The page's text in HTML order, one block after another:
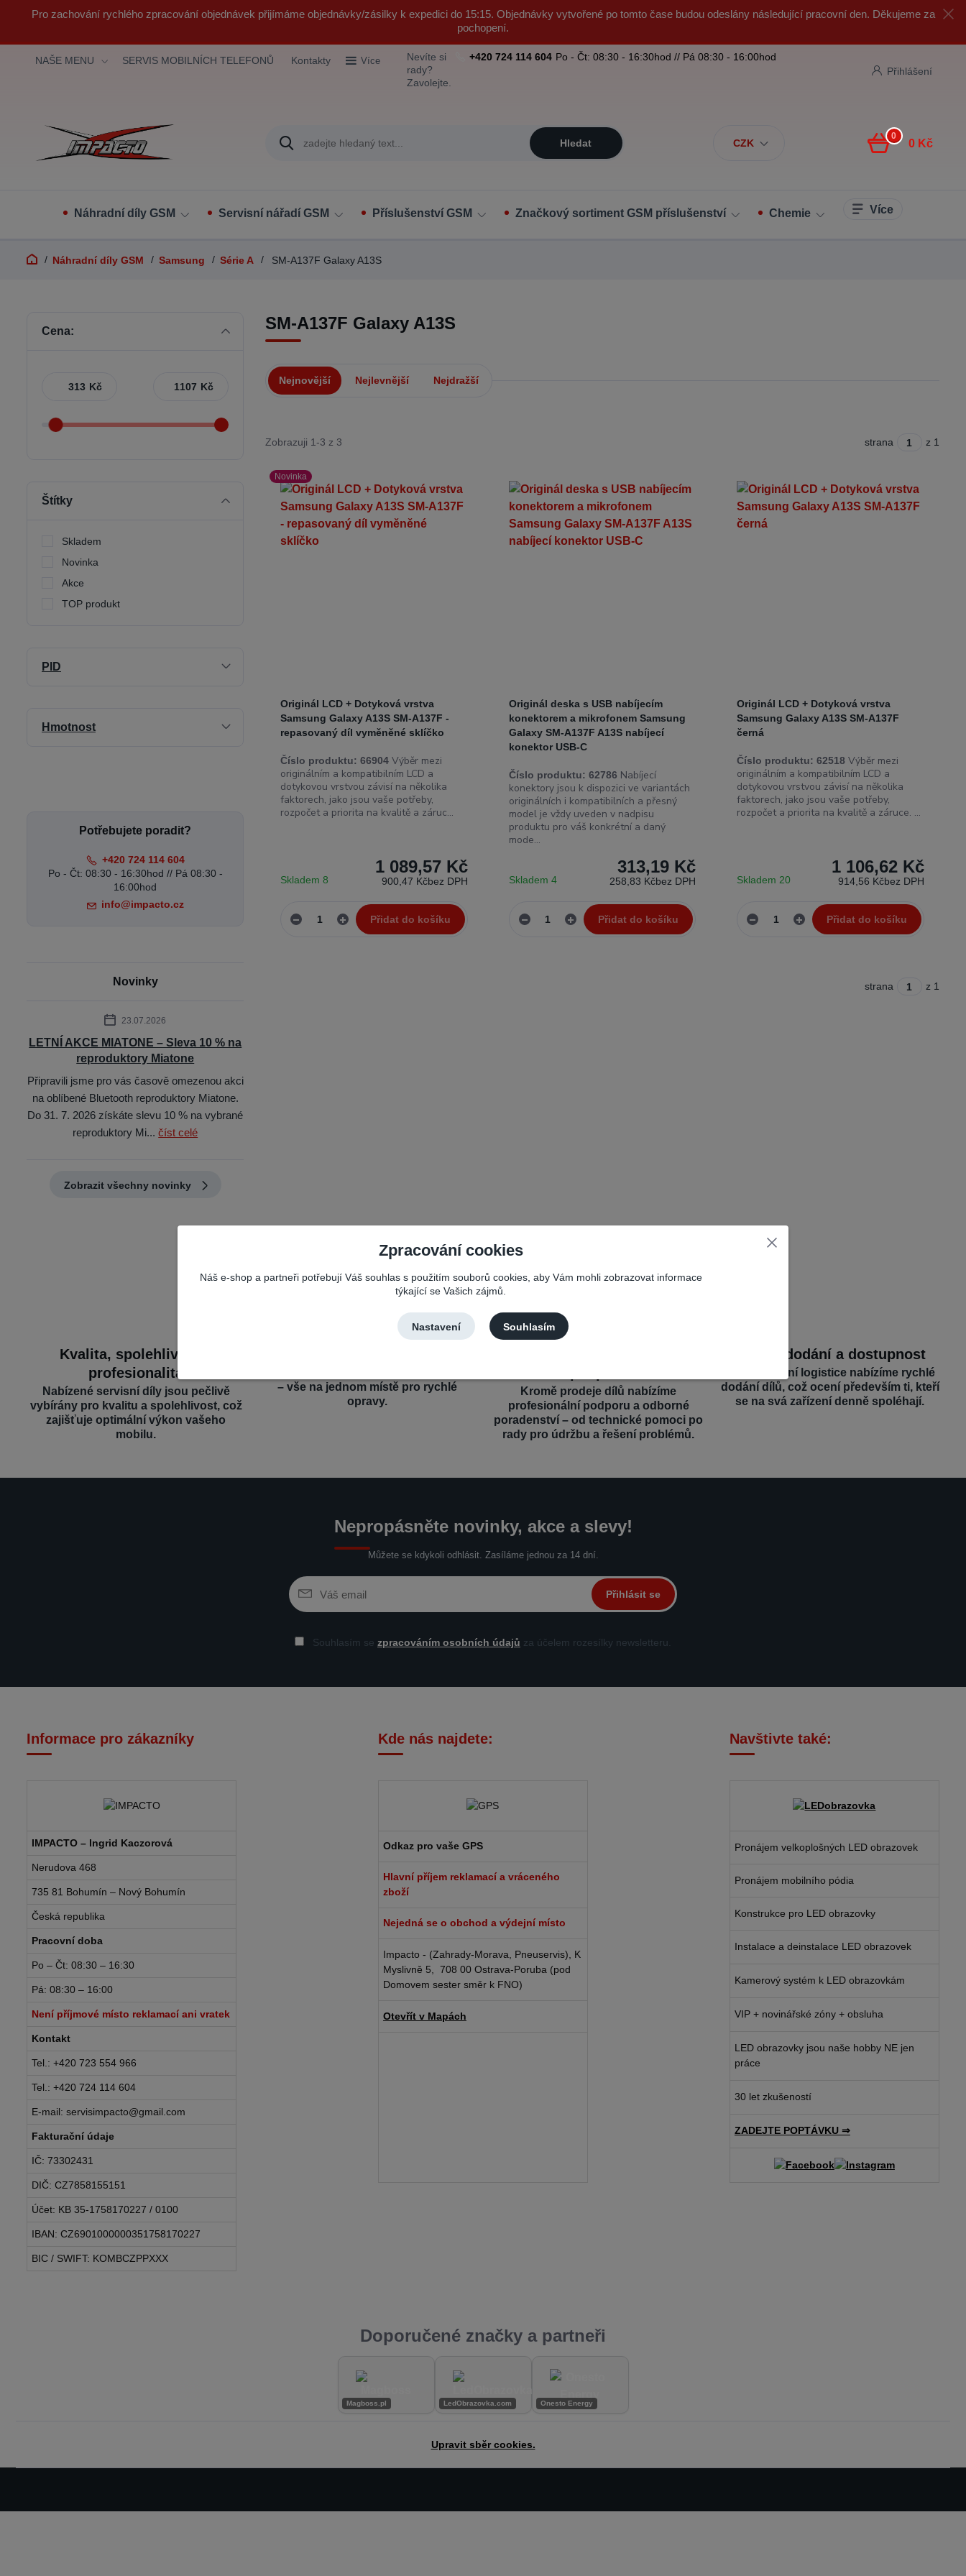
Pro zachování rychlého zpracování objednávek přijímáme objednávky/zásilky k expedici do 15:15. Objednávky vytvořené po tomto čase budou odeslány následující pracovní den. Děkujeme za
pochopení.
NAŠE MENU SERVIS MOBILNÍCH TELEFONŮ Kontakty Více
CZK
Přihlášení
Hledat
Nevíte si
rady?
Zavolejte.
+420 724 114 604 Po - Čt: 08:30 - 16:30hod // Pá 08:30 - 16:00hod
0
0 Kč
Náhradní díly GSM Servisní nářadí GSM Příslušenství GSM Značkový sortiment GSM příslušenství Chemie Více
Náhradní díly GSM Samsung Série A SM-A137F Galaxy A13S
SM-A137F Galaxy A13S
Nejnovější Nejlevnější Nejdražší
Zobrazuji 1-3 z 3 strana z 1
Novinka
Originál LCD + Dotyková vrstva
Samsung Galaxy A13S SM-A137F -
repasovaný díl vyměněné sklíčko
Číslo produktu: 66904 Výběr mezi
originálním a kompatibilním LCD a
dotykovou vrstvou závisí na několika
faktorech, jako jsou vaše potřeby,
rozpočet a priorita na kvalitě a záruc...
1 089,57 Kč
900,47 Kčbez DPH
Skladem 8
Přidat do košíku
Originál deska s USB nabíjecím
konektorem a mikrofonem Samsung
Galaxy SM-A137F A13S nabíjecí
konektor USB-C
Číslo produktu: 62786 Nabíjecí
konektory jsou k dispozici ve variantách
originálních i kompatibilních a přesný
model je vždy uveden v nadpisu
produktu pro váš konkrétní a daný
mode...
313,19 Kč
258,83 Kčbez DPH
Skladem 4
Přidat do košíku
Originál LCD + Dotyková vrstva
Samsung Galaxy A13S SM-A137F
černá
Číslo produktu: 62518 Výběr mezi
originálním a kompatibilním LCD a
dotykovou vrstvou závisí na několika
faktorech, jako jsou vaše potřeby,
rozpočet a priorita na kvalitě a záruce. ...
1 106,62 Kč
914,56 Kčbez DPH
Skladem 20
Přidat do košíku
strana z 1
Cena:
Kč Kč
Štítky
Skladem
Novinka
Akce
TOP produkt
PID
Hmotnost
Potřebujete poradit?
+420 724 114 604
Po - Čt: 08:30 - 16:30hod // Pá 08:30 -
16:00hod
info@impacto.cz
Novinky
23.07.2026
LETNÍ AKCE MIATONE – Sleva 10 % na
reproduktory Miatone
Připravili jsme pro vás časově omezenou akci
na oblíbené Bluetooth reproduktory Miatone.
Do 31. 7. 2026 získáte slevu 10 % na vybrané
reproduktory Mi...číst celé
Zobrazit všechny novinky
Kvalita, spolehlivost a
profesionalita
Nabízené servisní díly jsou pečlivě
vybírány pro kvalitu a spolehlivost, což
zajišťuje optimální výkon vašeho
mobilu.
– vše na jednom místě pro rychlé
opravy.
Kromě prodeje dílů nabízíme
profesionální podporu a odborné
poradenství – od technické pomoci po
rady pro údržbu a řešení problémů.
Rychlé dodání a dostupnost
Díky efektivní logistice nabízíme rychlé
dodání dílů, což ocení především ti, kteří
se na svá zařízení denně spoléhají.
Nepropásněte novinky, akce a slevy!
Můžete se kdykoli odhlásit. Zasíláme jednou za 14 dní.
Přihlásit se
Souhlasím se zpracováním osobních údajů za účelem rozesílky newsletteru.
Informace pro zákazníky
IMPACTO – Ingrid Kaczorová
Nerudova 468
735 81 Bohumín – Nový Bohumín
Česká republika
Pracovní doba
Po – Čt: 08:30 – 16:30
Pá: 08:30 – 16:00
Není příjmové místo reklamací ani vratek
Kontakt
Tel.: +420 723 554 966
Tel.: +420 724 114 604
E-mail: servisimpacto@gmail.com
Fakturační údaje
IČ: 73302431
DIČ: CZ7858155151
Účet: KB 35-1758170227 / 0100
IBAN: CZ6901000000351758170227
BIC / SWIFT: KOMBCZPPXXX
Kde nás najdete:
Odkaz pro vaše GPS
Hlavní příjem reklamací a vráceného
zboží
Nejedná se o obchod a výdejní místo
Impacto - (Zahrady-Morava, Pneuservis), K
Myslivně 5, 708 00 Ostrava-Poruba (pod
Domovem sester směr k FNO)
Otevřít v Mapách
Navštivte také:
Pronájem velkoplošných LED obrazovek
Pronájem mobilního pódia
Konstrukce pro LED obrazovky
Instalace a deinstalace LED obrazovek
Kamerový systém k LED obrazovkám
VIP + novinářské zóny + obsluha
LED obrazovky jsou naše hobby NE jen
práce
30 let zkušeností
ZADEJTE POPTÁVKU ⇒
Doporučené značky a partneři
Magboss.pl LedObrazovka.com Onesto Energy
Upravit sběr cookies.
Zpracování cookies
Náš e-shop a partneři potřebují Váš souhlas s použitím souborů cookies, aby Vám mohli zobrazovat informace
týkající se Vašich zájmů.
Nastavení Souhlasím